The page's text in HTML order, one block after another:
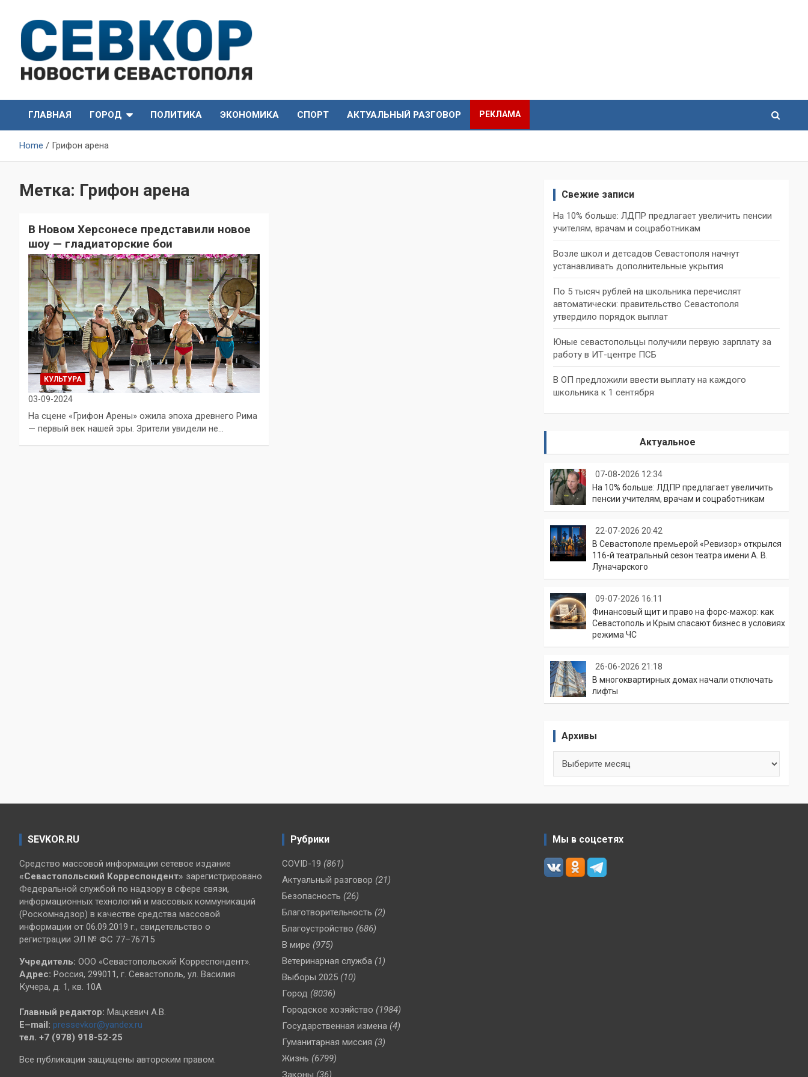
content
СевКор — Новости
Севастополя
Севастополя
ГЛАВНАЯ
ГОРОД ПОЛИТИКА ЭКОНОМИКА СПОРТ АКТУАЛЬНЫЙ РАЗГОВОР РЕКЛАМА
Home Грифон арена
Метка: Грифон арена
В Новом Херсонесе представили новое
шоу — гладиаторские бои
КУЛЬТУРА
03-09-2024
На сцене «Грифон Арены» ожила эпоха древнего Рима
— первый век нашей эры. Зрители увидели не…
Свежие записи
На 10% больше: ЛДПР предлагает увеличить пенсии
учителям, врачам и соцработникам
Возле школ и детсадов Севастополя начнут
устанавливать дополнительные укрытия
По 5 тысяч рублей на школьника перечислят
автоматически: правительство Севастополя
утвердило порядок выплат
Юные севастопольцы получили первую зарплату за
работу в ИТ-центре ПСБ
В ОП предложили ввести выплату на каждого
школьника к 1 сентября
Актуальное
07-08-2026 12:34
На 10% больше: ЛДПР предлагает увеличить
пенсии учителям, врачам и соцработникам
22-07-2026 20:42
В Севастополе премьерой «Ревизор» открылся
116-й театральный сезон театра имени А. В.
Луначарского
09-07-2026 16:11
Финансовый щит и право на форс-мажор: как
Севастополь и Крым спасают бизнес в условиях
режима ЧС
26-06-2026 21:18
В многоквартирных домах начали отключать
лифты
Архивы
SEVKOR.RU
Средство массовой информации сетевое издание
«Севастопольский Корреспондент» зарегистрировано
Федеральной службой по надзору в сфере связи,
информационных технологий и массовых коммуникаций
(Роскомнадзор) в качестве средства массовой
информации от 06.09.2019 г., свидетельство о
регистрации ЭЛ № ФС 77–76715
Учредитель: ООО «Севастопольский Корреспондент».
Адрес: Россия, 299011, г. Севастополь, ул. Василия
Кучера, д. 1, кв. 10А
Главный редактор: Мацкевич А.В.
E–mail: pressevkor@yandex.ru
тел. +7 (978) 918-52-25
Все публикации защищены авторским правом.
Рубрики
COVID-19 (861)
Актуальный разговор (21)
Безопасность (26)
Благотворительность (2)
Благоустройство (686)
В мире (975)
Ветеринарная служба (1)
Выборы 2025 (10)
Город (8036)
Городское хозяйство (1984)
Государственная измена (4)
Гуманитарная миссия (3)
Жизнь (6799)
Законы (36)
Мы в соцсетях